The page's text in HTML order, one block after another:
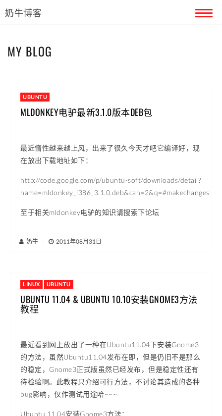
奶牛博客
MY BLOG
UBUNTU
MLDONKEY电驴最新3.1.0版本DEB包
最近惰性越来越上风，出来了很久今天才吧它编译好，现
在放出下载地址如下：
http://code.google.com/p/ubuntu-soft/downloads/detail?
name=mldonkey_i386_3.1.0.deb&can=2&q=#makechanges
至于相关mldonkey电驴的知识请搜索下论坛
奶牛 2011年08月31日
LINUX UBUNTU
UBUNTU 11.04 & UBUNTU 10.10安装GNOME3方法
教程
最近看到网上放出了一种在Ubuntu11.04下安装Gnome3
的方法，虽然Ubuntu11.04发布在即，但是仍旧不是那么
的稳定，Gnome3正式版虽然已经发布，但是稳定性还有
待检验啊。此教程只介绍可行方法，不讨论其造成的各种
bug影响，仅作测试用途哈~~~
Ubuntu 11.04安装Gnome3方法：